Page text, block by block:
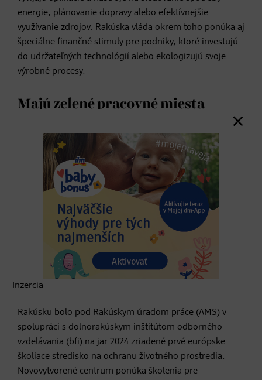
energie, plánovanie dopravy alebo efektívnejšie
využívanie zdrojov. Rakúska vláda okrem toho ponúka aj
špeciálne finančné stimuly pre podniky, ktoré investujú
do udržateľných technológií alebo ekologizujú svoje
výrobné procesy.
Majú zelené pracovné miesta
Podľa správy Global Green Skills Report 2023
spoločnosti LinkedIn, bolo v roku 2023 na celom svete
inzerovaných o 12 % viac ekologických pracovných miest
ako v predchádzajúcom roku. V roku 2008 bolo v
Rakúsku v zelenom hospodárstve zamestnaných
približne 174 206 ľudí. Tento počet sa do roku 2024 zvýšil
na 234 500 – číslo reprezentuje tých ľudí, ktorí sa neboja
vziať do ruky lopatu a s určitou víziou vysádzať stromy,
tých, ktorí v laboratórnych plášťoch pracujú na vývoji
ekologickejších výrobkov alebo tých, ktorí inštalujú
Rakúsku bolo pod Rakúskym úradom práce (AMS) v
spolupráci s dolnorakúskym inštitútom odborného
vzdelávania (bfi) na jar 2024 zriadené prvé európske
školiace stredisko na ochranu životného prostredia.
Novovytvorené centrum ponúka školenia pre
Inzercia